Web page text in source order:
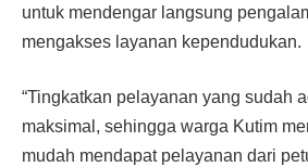
untuk mendengar langsung
mengakses layanan kependudukan.
“Tingkatkan pelayanan yang sudah
maksimal, sehingga warga Kutim
mudah mendapat pelayanan dari